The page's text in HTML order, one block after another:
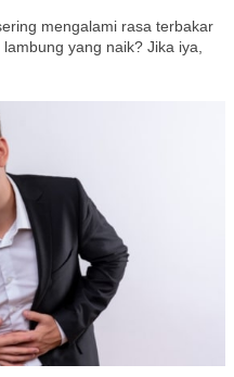
mengalami rasa terbakar
yang naik? Jika iya,